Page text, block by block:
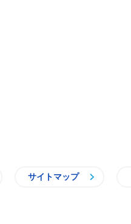
サイトマップ